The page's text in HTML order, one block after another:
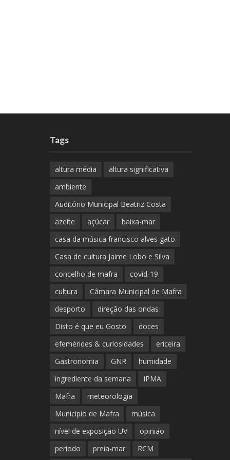
Tags
altura média
altura significativa
ambiente
Auditório Municipal Beatriz Costa
azeite
açúcar
baixa-mar
casa da música francisco alves gato
Casa de cultura Jaime Lobo e Silva
concelho de mafra
covid-19
cultura
Câmara Municipal de Mafra
desporto
direção das ondas
Disto é que eu Gosto
doces
efemérides & curiosidades
ericeira
Gastronomia
GNR
humidade
ingrediente da semana
IPMA
Mafra
meteorologia
Município de Mafra
música
nível de exposição UV
opinião
período
preia-mar RCM